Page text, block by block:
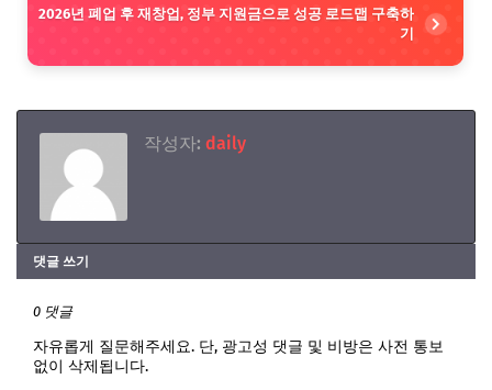
2026년 폐업 후 재창업, 정부 지원금으로 성공 로드맵 구축하
기
작성자: daily
댓글 쓰기
0 댓글
자유롭게 질문해주세요. 단, 광고성 댓글 및 비방은 사전 통보
없이 삭제됩니다.